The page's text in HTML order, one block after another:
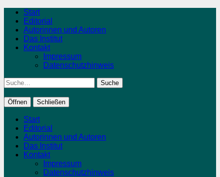
Start
Editorial
Autorinnen und Autoren
Das Institut
Kontakt
Impressum
Datenschutzhinweis
Suche
Öffnen Schließen
Start
Editorial
Autorinnen und Autoren
Das Institut
Kontakt
Impressum
Datenschutzhinweis